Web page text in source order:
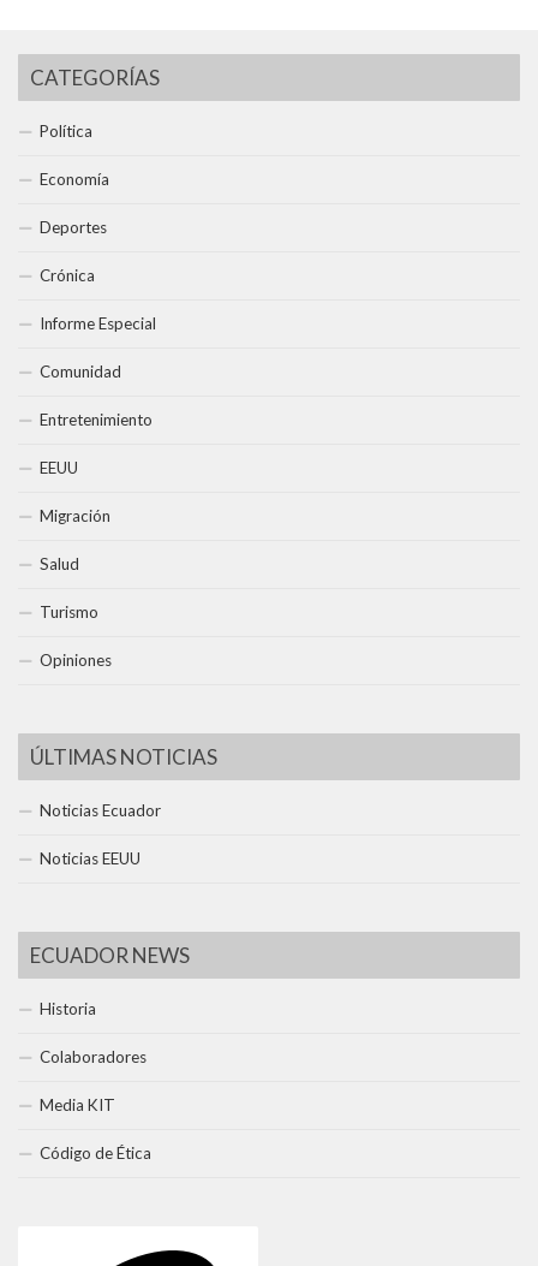
CATEGORÍAS
Política
Economía
Deportes
Crónica
Informe Especial
Comunidad
Entretenimiento
EEUU
Migración
Salud
Turismo
Opiniones
ÚLTIMAS NOTICIAS
Noticias Ecuador
Noticias EEUU
ECUADOR NEWS
Historia
Colaboradores
Media KIT
Código de Ética